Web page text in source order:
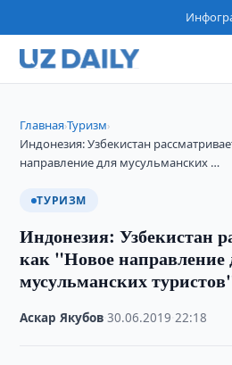
Главная›Туризм›
Индонезия: Узбекистан
направление для мусульманских …
ТУРИЗМ
Индонезия: Узбекистан
как "Новое направление
мусульманских
Аскар Якубов ·30.06.2019 ·22:18